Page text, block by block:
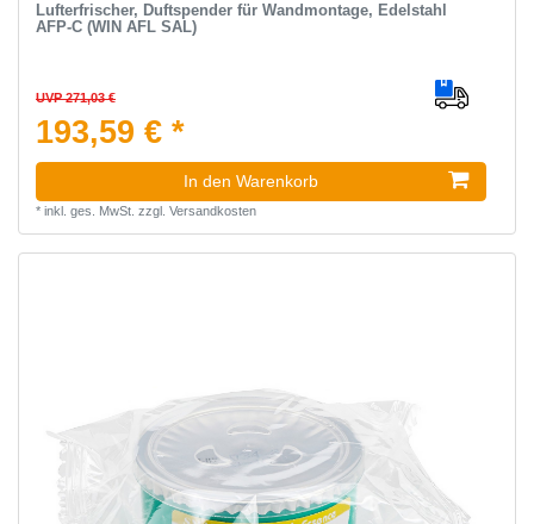
Lufterfrischer, Duftspender für Wandmontage, Edelstahl
AFP-C (WIN AFL SAL)
UVP 271,03 €
193,59 € *
In den Warenkorb
* inkl. ges. MwSt. zzgl. Versandkosten